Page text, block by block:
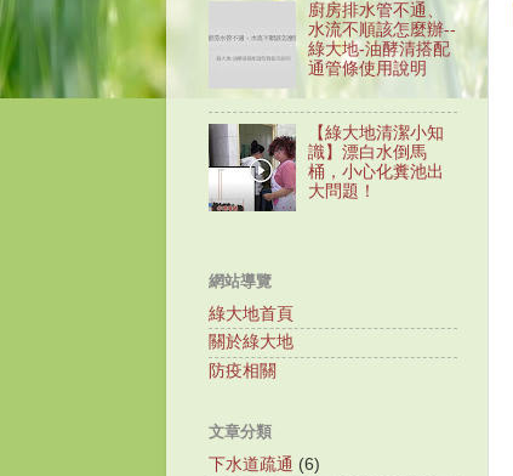
廚房排水管不通、
水流不順該怎麼辦--
綠大地-油酵清搭配
通管條使用說明
【綠大地清潔小知
識】漂白水倒馬
桶，小心化糞池出
大問題！
網站導覽
綠大地首頁
關於綠大地
防疫相關
文章分類
下水道疏通 (6)